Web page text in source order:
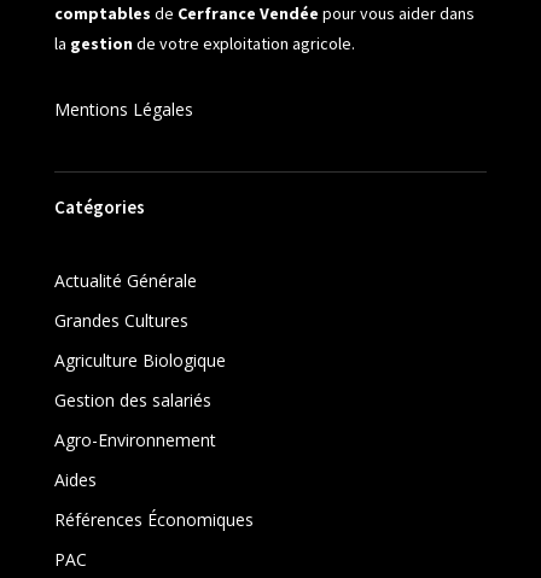
comptables de Cerfrance Vendée pour vous aider dans
la gestionde votre exploitation agricole.
Mentions Légales
Catégories
Actualité Générale
Grandes Cultures
Agriculture Biologique
Gestion des salariés
Agro-Environnement
Aides
Références Économiques
PAC